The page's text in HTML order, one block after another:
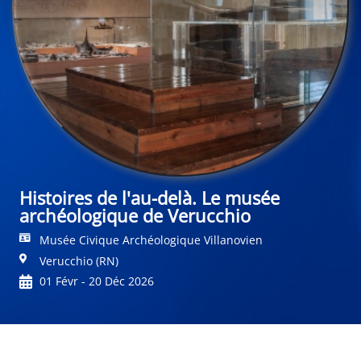
Histoires de l'au-delà. Le musée
archéologique de Verucchio
Musée Civique Archéologique Villanovien
Verucchio (RN)
01 Févr - 20 Déc 2026